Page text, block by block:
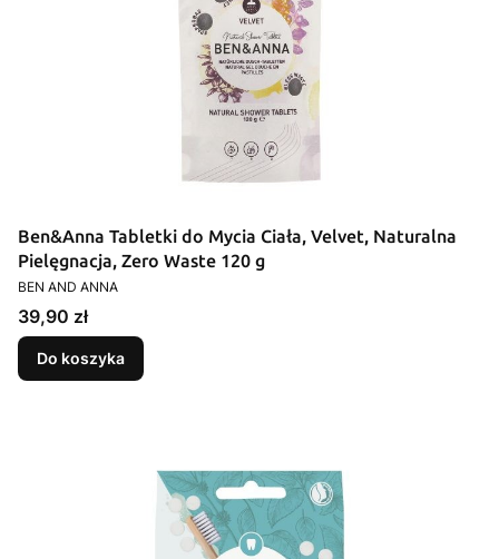
Ben&Anna Tabletki do Mycia Ciała, Velvet, Naturalna
Pielęgnacja, Zero Waste 120 g
PRODUCENT
BEN AND ANNA
Cena
39,90 zł
Do koszyka